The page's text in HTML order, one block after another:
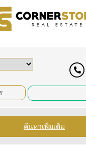
ค้นหาเพิ่มเติม